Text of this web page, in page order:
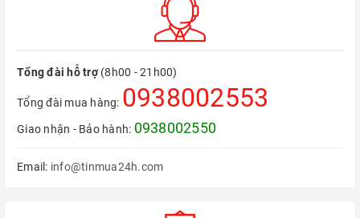
Tổng đài hỗ trợ(8h00 - 21h00)
Tổng đài mua hàng: 0938002553
Giao nhận - Bảo hành: 0938002550
Email: info@tinmua24h.com